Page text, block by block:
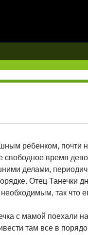
ребенком, почти
время
делами,
Отец Танечки
так что
с мамой поехали
там все в